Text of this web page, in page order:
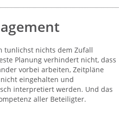
tunlichst nichts dem Zufall
Planung verhindert nicht, dass
vorbei arbeiten, Zeitpläne
eingehalten und
interpretiert werden. Und das
aller Beteiligter.